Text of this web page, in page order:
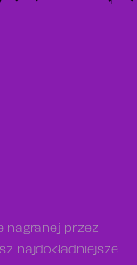
nagranej przez
najdokładniejsze